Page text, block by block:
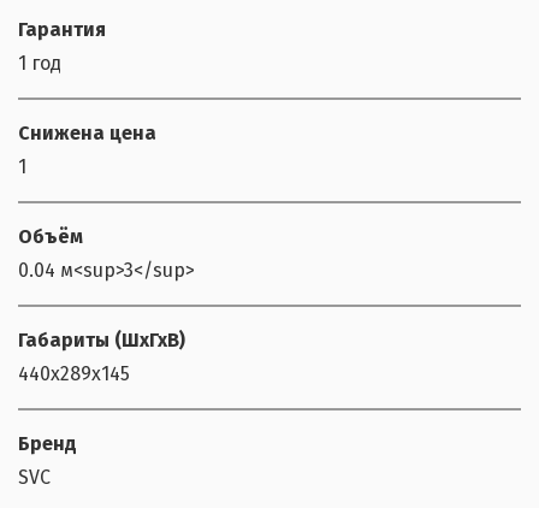
Гарантия
1 год
Снижена цена
1
Объём
0.04 м<sup>3</sup>
Габариты (ШхГхВ)
440x289x145
Бренд
SVC